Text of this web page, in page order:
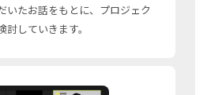
いたお話をもとに、プロジェク
していきます。